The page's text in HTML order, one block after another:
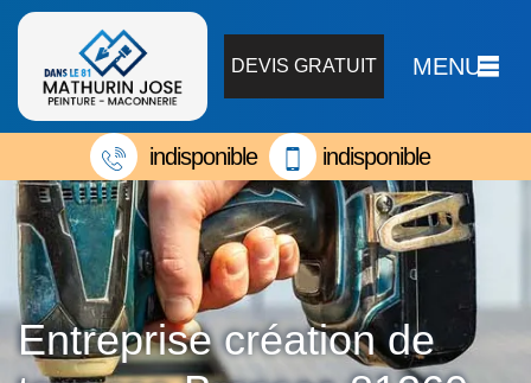
DEVIS GRATUIT MENU
indisponible indisponible
Entreprise création de